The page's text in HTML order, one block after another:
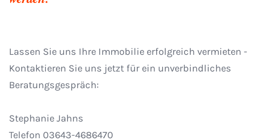
Lassen Sie uns Ihre Immobilie erfolgreich vermieten -
Kontaktieren Sie uns jetzt für ein unverbindliches
Beratungsgespräch:
Stephanie Jahns
Telefon 03643-4686470